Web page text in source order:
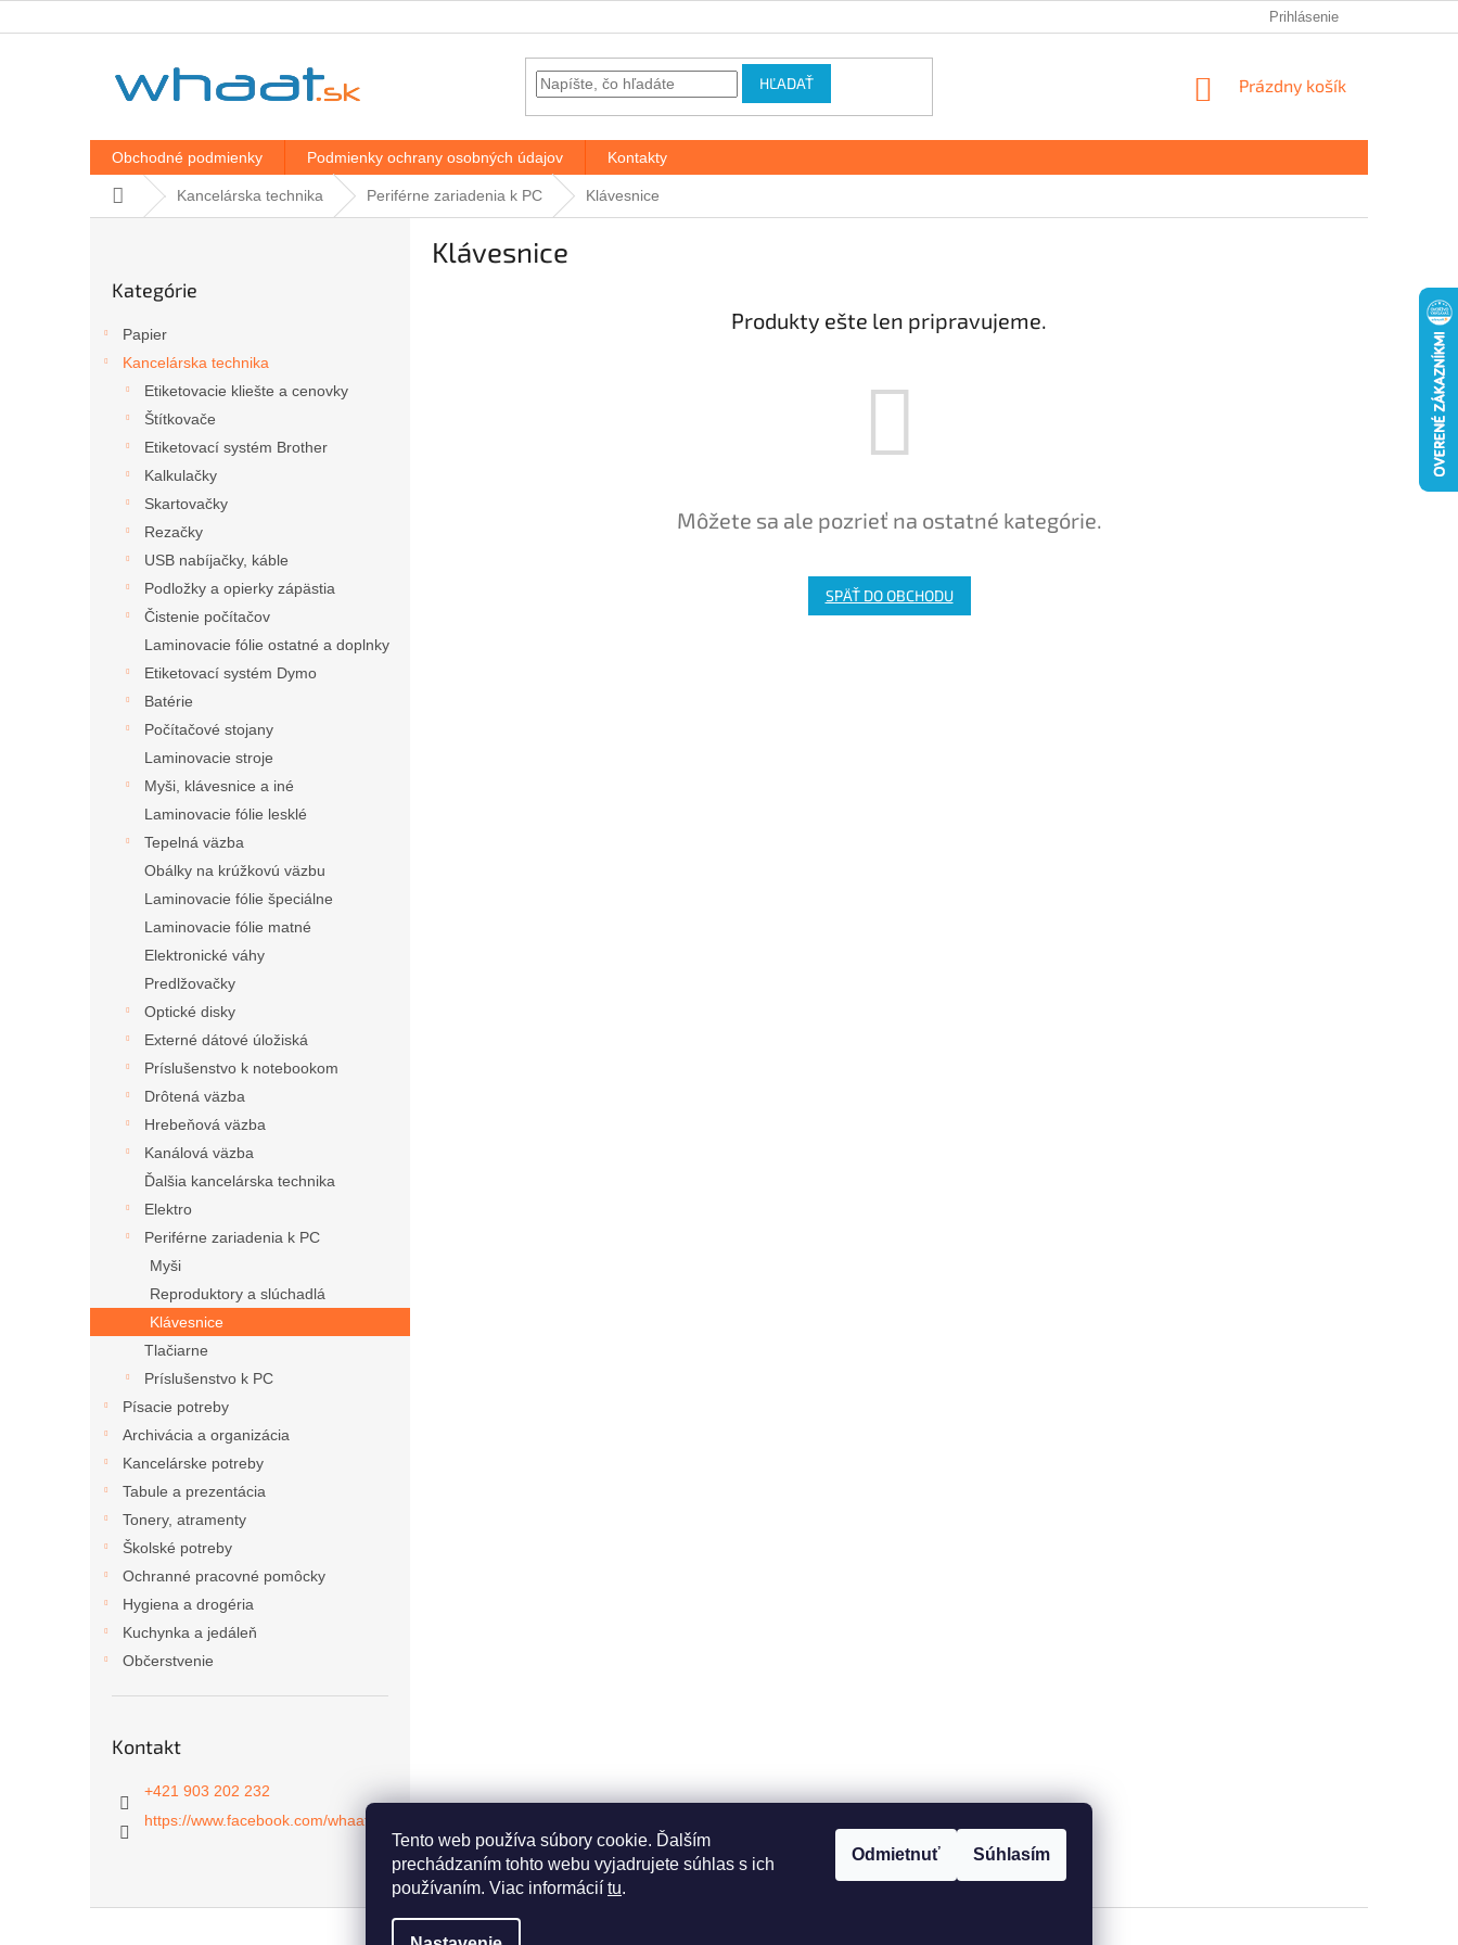
Tento web používa súbory cookie. Ďalším
prechádzaním tohto webu vyjadrujete súhlas s ich
používaním. Viac informácií tu.
Odmietnuť Súhlasím
na
Prihlásenie
HĽADAŤ
NÁKUPNÝ
Prázdny košík
Obchodné podmienky Podmienky ochrany osobných údajov Kontakty
DomovKancelárska technika Periférne zariadenia k PC Klávesnice
kategórie
Kategórie
Papier
Kancelárska technika
Etiketovacie kliešte a cenovky
Štítkovače
Etiketovací systém Brother
Kalkulačky
Skartovačky
Rezačky
USB nabíjačky, káble
Podložky a opierky zápästia
Čistenie počítačov
Laminovacie fólie ostatné a doplnky
Etiketovací systém Dymo
Batérie
Počítačové stojany
Laminovacie stroje
Myši, klávesnice a iné
Laminovacie fólie lesklé
Tepelná väzba
Obálky na krúžkovú väzbu
Laminovacie fólie špeciálne
Laminovacie fólie matné
Elektronické váhy
Predlžovačky
Optické disky
Externé dátové úložiská
Príslušenstvo k notebookom
Drôtená väzba
Hrebeňová väzba
Kanálová väzba
Ďalšia kancelárska technika
Elektro
Periférne zariadenia k PC
Myši
Reproduktory a slúchadlá
Klávesnice
Tlačiarne
Príslušenstvo k PC
Písacie potreby
Archivácia a organizácia
Kancelárske potreby
Tabule a prezentácia
Tonery, atramenty
Školské potreby
Ochranné pracovné pomôcky
Hygiena a drogéria
Kuchynka a jedáleň
Občerstvenie
Kontakt
+421 903 202 232
https://www.facebook.com/whaat.sk
Klávesnice
Produkty ešte len pripravujeme.
Môžete sa ale pozrieť na ostatné kategórie.
SPÄŤ DO OBCHODU